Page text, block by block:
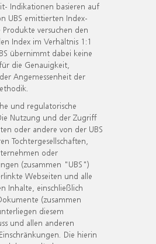
Indikationen basieren auf
UBS emittierten Index-
Produkte versuchen den
Index im Verhältnis 1:1
übernimmt dabei keine
die Genauigkeit,
Angemessenheit der
und regulatorische
Nutzung und der Zugriff
oder andere von der UBS
Tochtergesellschaften,
oder
(zusammen "UBS")
Webseiten und alle
Inhalte, einschließlich
(zusammen
diesem
und allen anderen
Die hierin